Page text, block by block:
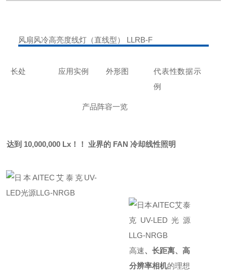
风扇风冷高亮度线灯（直线型） LLRB-F
长处 应用实例 外形图
代表性数据示
例
产品阵容一览
达到 10,000,000 Lx！！ 业界的 FAN 冷却线性照明
高速、长距离、高
分辨率相机的理想